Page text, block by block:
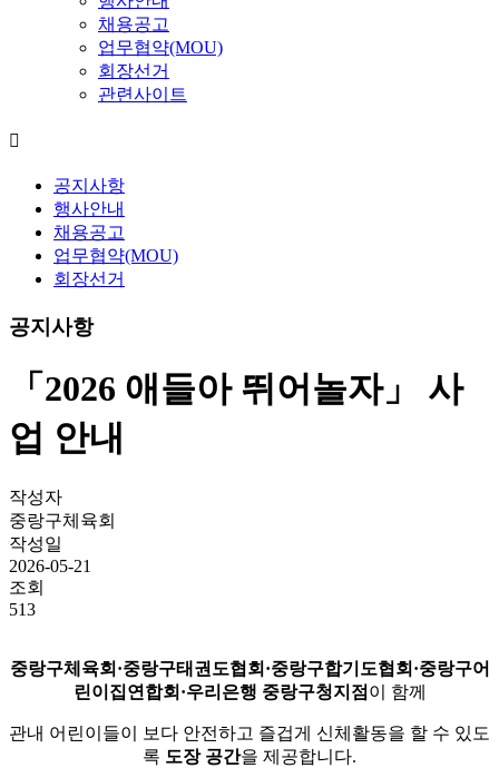
채용공고
업무협약(MOU)
회장선거
관련사이트
공지사항
행사안내
채용공고
업무협약(MOU)
회장선거
공지사항
「2026 애들아 뛰어놀자」 사
업 안내
작성자
중랑구체육회
작성일
2026-05-21
조회
513
중랑구체육회 ·중랑구태권도협회 ·중랑구합기도협회·중랑구어
린이집연합회 ·우리은행 중랑구청지점 이 함께
관내 어린이들이 보다 안전하고 즐겁게 신체활동을 할 수 있도
록 도장 공간을 제공합니다.